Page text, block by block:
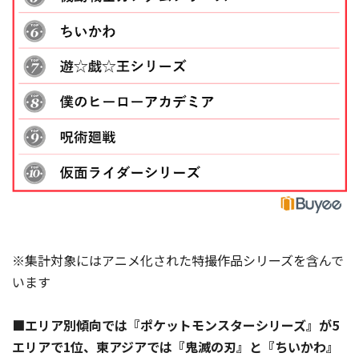
※集計対象にはアニメ化された特撮作品シリーズを含んで
います
■エリア別傾向では『ポケットモンスターシリーズ』が5
エリアで1位、東アジアでは『鬼滅の刃』と『ちいかわ』